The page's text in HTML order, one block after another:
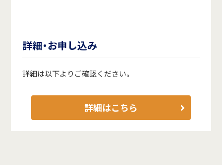
詳細・お申し込み
詳細は以下よりご確認ください。
詳細はこちら